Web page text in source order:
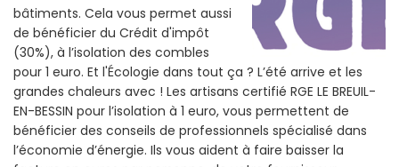
bâtiments. Cela vous permet aussi
de bénéficier du Crédit d'impôt
(30%), à l’isolation des combles
pour 1 euro. Et l'Écologie dans tout ça ? L’été arrive et les
grandes chaleurs avec ! Les artisans certifié RGE LE BREUIL-
EN-BESSIN pour l’isolation à 1 euro, vous permettent de
bénéficier des conseils de professionnels spécialisé dans
l’économie d’énergie. Ils vous aident à faire baisser la